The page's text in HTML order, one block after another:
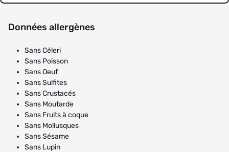
Données allergènes
Sans Céleri
Sans Poisson
Sans Oeuf
Sans Sulfites
Sans Crustacés
Sans Moutarde
Sans Fruits à coque
Sans Mollusques
Sans Sésame
Sans Lupin